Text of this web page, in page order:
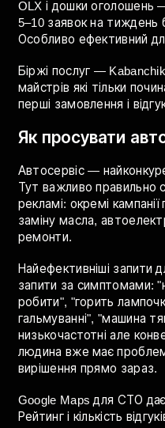
ефективна для
пропозиції типу
"керамічне покриття з
OLX і дошки
5–10 заявок на
Особливо ефективний
Біржі послуг —
перші замовлення і
Як просувати
Автосервіс —
Тут важливо правильно
рекламі: окремі
заміну масла,
ремонти.
Найефективніші
запити за симптомами:
гальмуванні", "машина
низькочастотні але